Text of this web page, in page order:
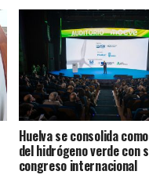
Huelva se consolida
del hidrógeno verde con
congreso internacional